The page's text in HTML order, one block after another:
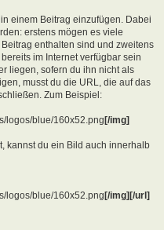
einem Beitrag einzufügen. Dabei
erstens mögen es viele
enthalten sind und zweitens
im Internet verfügbar sein
liegen, sofern du ihn nicht als
musst du die URL, die auf das
Zum Beispiel:
logos/blue/160x52.png[/img]
kannst du ein Bild auch innerhalb
logos/blue/160x52.png[/img][/url]